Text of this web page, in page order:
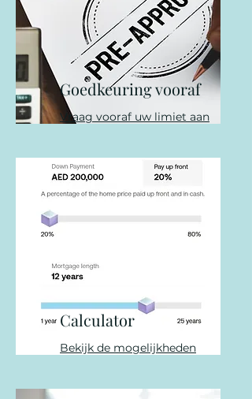
Goedkeuring vooraf
Vraag vooraf uw limiet aan
Calculator
Bekijk de mogelijkheden